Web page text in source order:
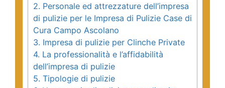
2. Personale ed attrezzature dell’impresa
di pulizie per le Impresa di Pulizie Case di
Cura Campo Ascolano
3. Impresa di pulizie per Clinche Private
4. La professionalità e l’affidabilità
dell’impresa di pulizie
5. Tipologie di pulizie